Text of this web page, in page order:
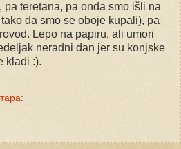
pa teretana, pa onda smo išli na
da smo se oboje kupali), pa
Lepo na papiru, ali umori
neradni dan jer su konjske
kladi :).